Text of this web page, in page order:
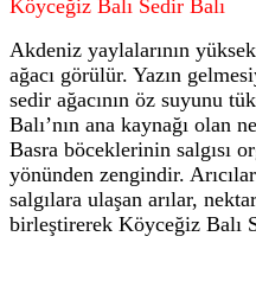
Köyceğiz Balı Sedir Balı
Akdeniz yaylalarının
ağacı görülür. Yazın
sedir ağacının öz suyunu
Balı’nın ana kaynağı olan
Basra böceklerinin salgısı
yönünden zengindir.
salgılara ulaşan arılar,
birleştirerek Köyceğiz Balı